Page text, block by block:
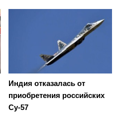
Индия отказалась от
приобретения российских
Су-57